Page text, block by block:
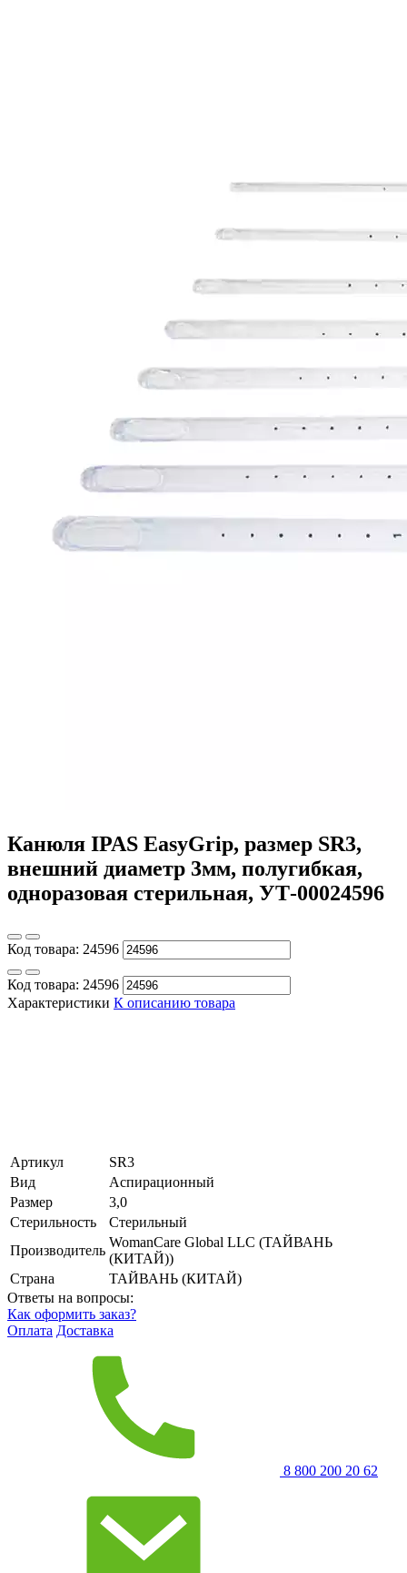
Канюля IPAS EasyGrip, размер SR3,
внешний диаметр 3мм, полугибкая,
одноразовая стерильная, УТ-00024596
Код товара: 24596
Код товара: 24596
Характеристики К описанию товара
Артикул
SR3
Вид
Аспирационный
Размер
3,0
Стерильность
Стерильный
Производитель
WomanCare Global LLC (ТАЙВАНЬ
(КИТАЙ))
Страна
ТАЙВАНЬ (КИТАЙ)
Ответы на вопросы:
Как оформить заказ?
Оплата Доставка
8 800 200 20 62